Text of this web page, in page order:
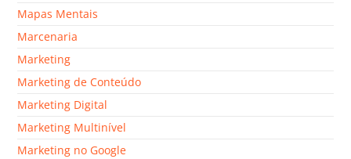
Mapas Mentais
Marcenaria
Marketing
Marketing de Conteúdo
Marketing Digital
Marketing Multinível
Marketing no Google